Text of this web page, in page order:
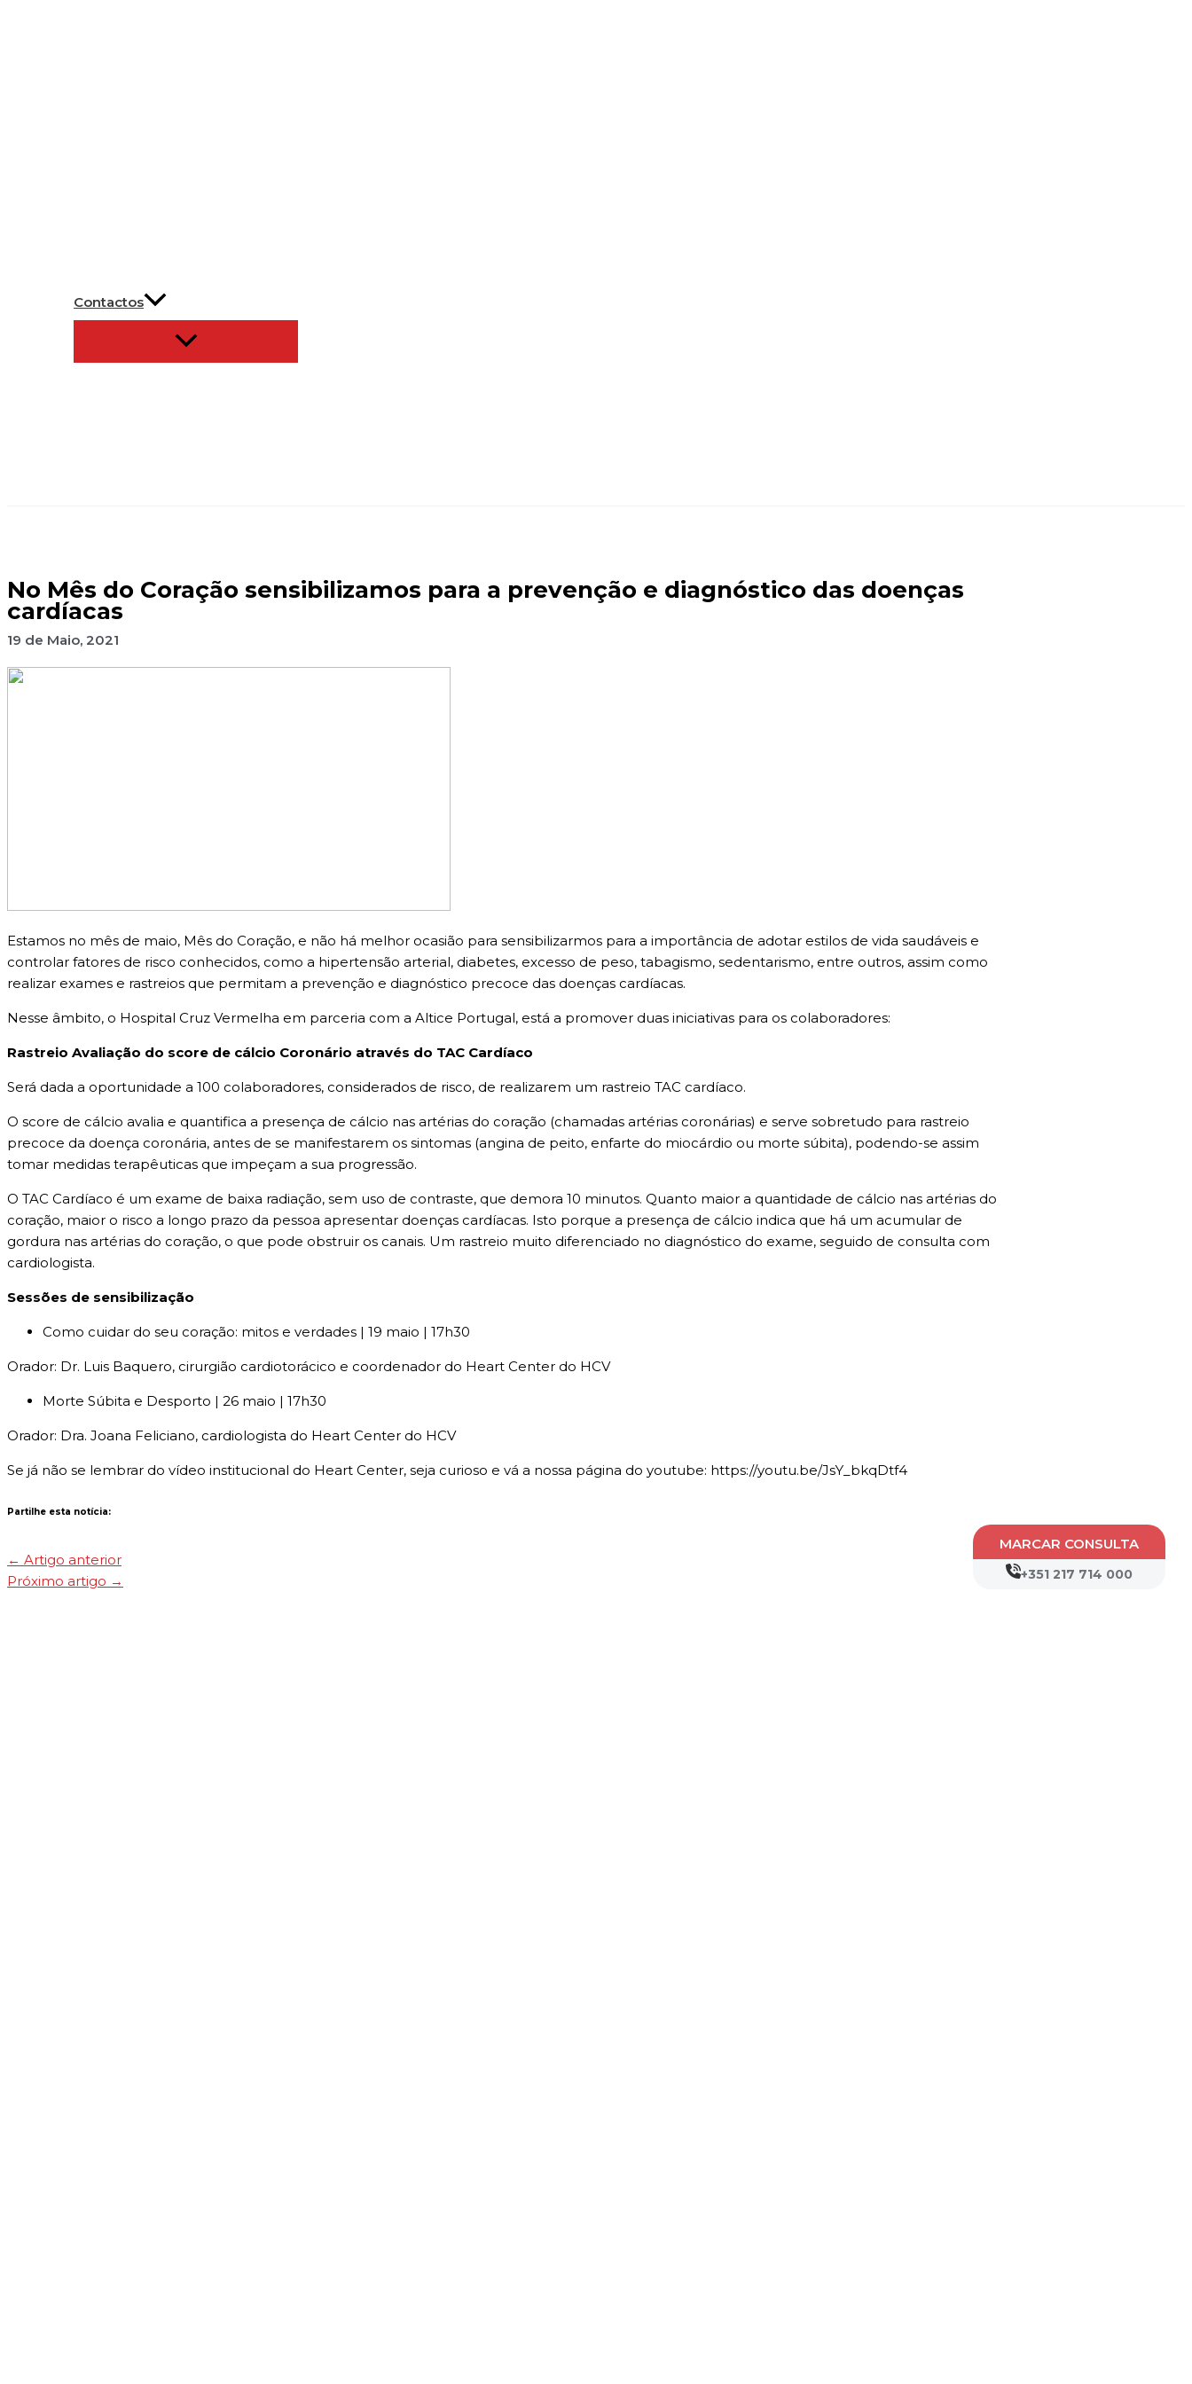
MARCAR CONSULTA
+351 217 714 000
Contactos
No Mês do Coração sensibilizamos para a prevenção e diagnóstico das doenças
cardíacas
19 de Maio, 2021
Estamos no mês de maio, Mês do Coração, e não há melhor ocasião para sensibilizarmos para a importância de adotar estilos de vida saudáveis e
controlar fatores de risco conhecidos, como a hipertensão arterial, diabetes, excesso de peso, tabagismo, sedentarismo, entre outros, assim como
realizar exames e rastreios que permitam a prevenção e diagnóstico precoce das doenças cardíacas.
Nesse âmbito, o Hospital Cruz Vermelha em parceria com a Altice Portugal, está a promover duas iniciativas para os colaboradores:
Rastreio Avaliação do score de cálcio Coronário através do TAC Cardíaco
Será dada a oportunidade a 100 colaboradores, considerados de risco, de realizarem um rastreio TAC cardíaco.
O score de cálcio avalia e quantifica a presença de cálcio nas artérias do coração (chamadas artérias coronárias) e serve sobretudo para rastreio
precoce da doença coronária, antes de se manifestarem os sintomas (angina de peito, enfarte do miocárdio ou morte súbita), podendo-se assim
tomar medidas terapêuticas que impeçam a sua progressão.
O TAC Cardíaco é um exame de baixa radiação, sem uso de contraste, que demora 10 minutos. Quanto maior a quantidade de cálcio nas artérias do
coração, maior o risco a longo prazo da pessoa apresentar doenças cardíacas. Isto porque a presença de cálcio indica que há um acumular de
gordura nas artérias do coração, o que pode obstruir os canais. Um rastreio muito diferenciado no diagnóstico do exame, seguido de consulta com
cardiologista.
Sessões de sensibilização
Como cuidar do seu coração: mitos e verdades | 19 maio | 17h30
Orador: Dr. Luis Baquero, cirurgião cardiotorácico e coordenador do Heart Center do HCV
Morte Súbita e Desporto | 26 maio | 17h30
Orador: Dra. Joana Feliciano, cardiologista do Heart Center do HCV
Se já não se lembrar do vídeo institucional do Heart Center, seja curioso e vá a nossa página do youtube: https://youtu.be/JsY_bkqDtf4
Partilhe esta notícia:
← Artigo anterior
Próximo artigo →